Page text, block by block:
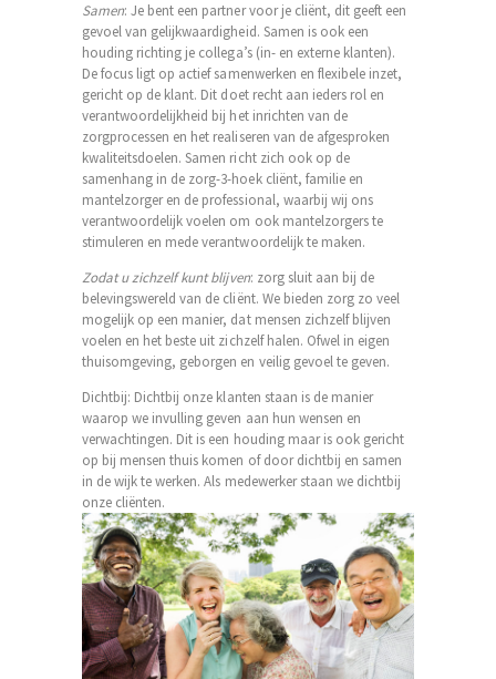
Samen: Je bent een partner voor je cliënt, dit geeft een
gevoel van gelijkwaardigheid. Samen is ook een
houding richting je collega’s (in- en externe klanten).
De focus ligt op actief samenwerken en flexibele inzet,
gericht op de klant. Dit doet recht aan ieders rol en
verantwoordelijkheid bij het inrichten van de
zorgprocessen en het realiseren van de afgesproken
kwaliteitsdoelen. Samen richt zich ook op de
samenhang in de zorg-3-hoek cliënt, familie en
mantelzorger en de professional, waarbij wij ons
verantwoordelijk voelen om ook mantelzorgers te
stimuleren en mede verantwoordelijk te maken.
Zodat u zichzelf kunt blijven: zorg sluit aan bij de
belevingswereld van de cliënt. We bieden zorg zo veel
mogelijk op een manier, dat mensen zichzelf blijven
voelen en het beste uit zichzelf halen. Ofwel in eigen
thuisomgeving, geborgen en veilig gevoel te geven.
Dichtbij: Dichtbij onze klanten staan is de manier
waarop we invulling geven aan hun wensen en
verwachtingen. Dit is een houding maar is ook gericht
op bij mensen thuis komen of door dichtbij en samen
in de wijk te werken. Als medewerker staan we dichtbij
onze cliënten.